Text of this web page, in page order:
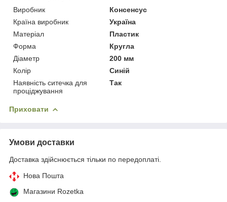
Виробник
Консенсус
Країна виробник
Україна
Матеріал
Пластик
Форма
Кругла
Діаметр
200 мм
Колір
Синій
Наявність ситечка для
проціджування
Так
Приховати
Умови доставки
Доставка здійснюється тільки по передоплаті.
Нова Пошта
Магазини Rozetka